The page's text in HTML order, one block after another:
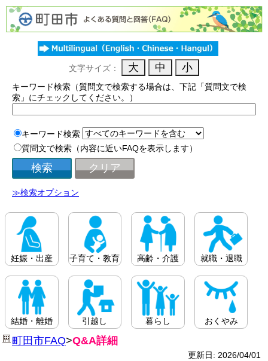
文字サイズ：
キーワード検索（質問文で検索する場合は、下記「質問文で検
索」にチェックしてください。）
キーワード検索
質問文で検索（内容に近いFAQを表示します）
≫検索オプション
妊娠・出産 子育て・教育 高齢・介護 就職・退職
結婚・離婚 引越し 暮らし おくやみ
町田市FAQ>Q&A詳細
更新日: 2026/04/01